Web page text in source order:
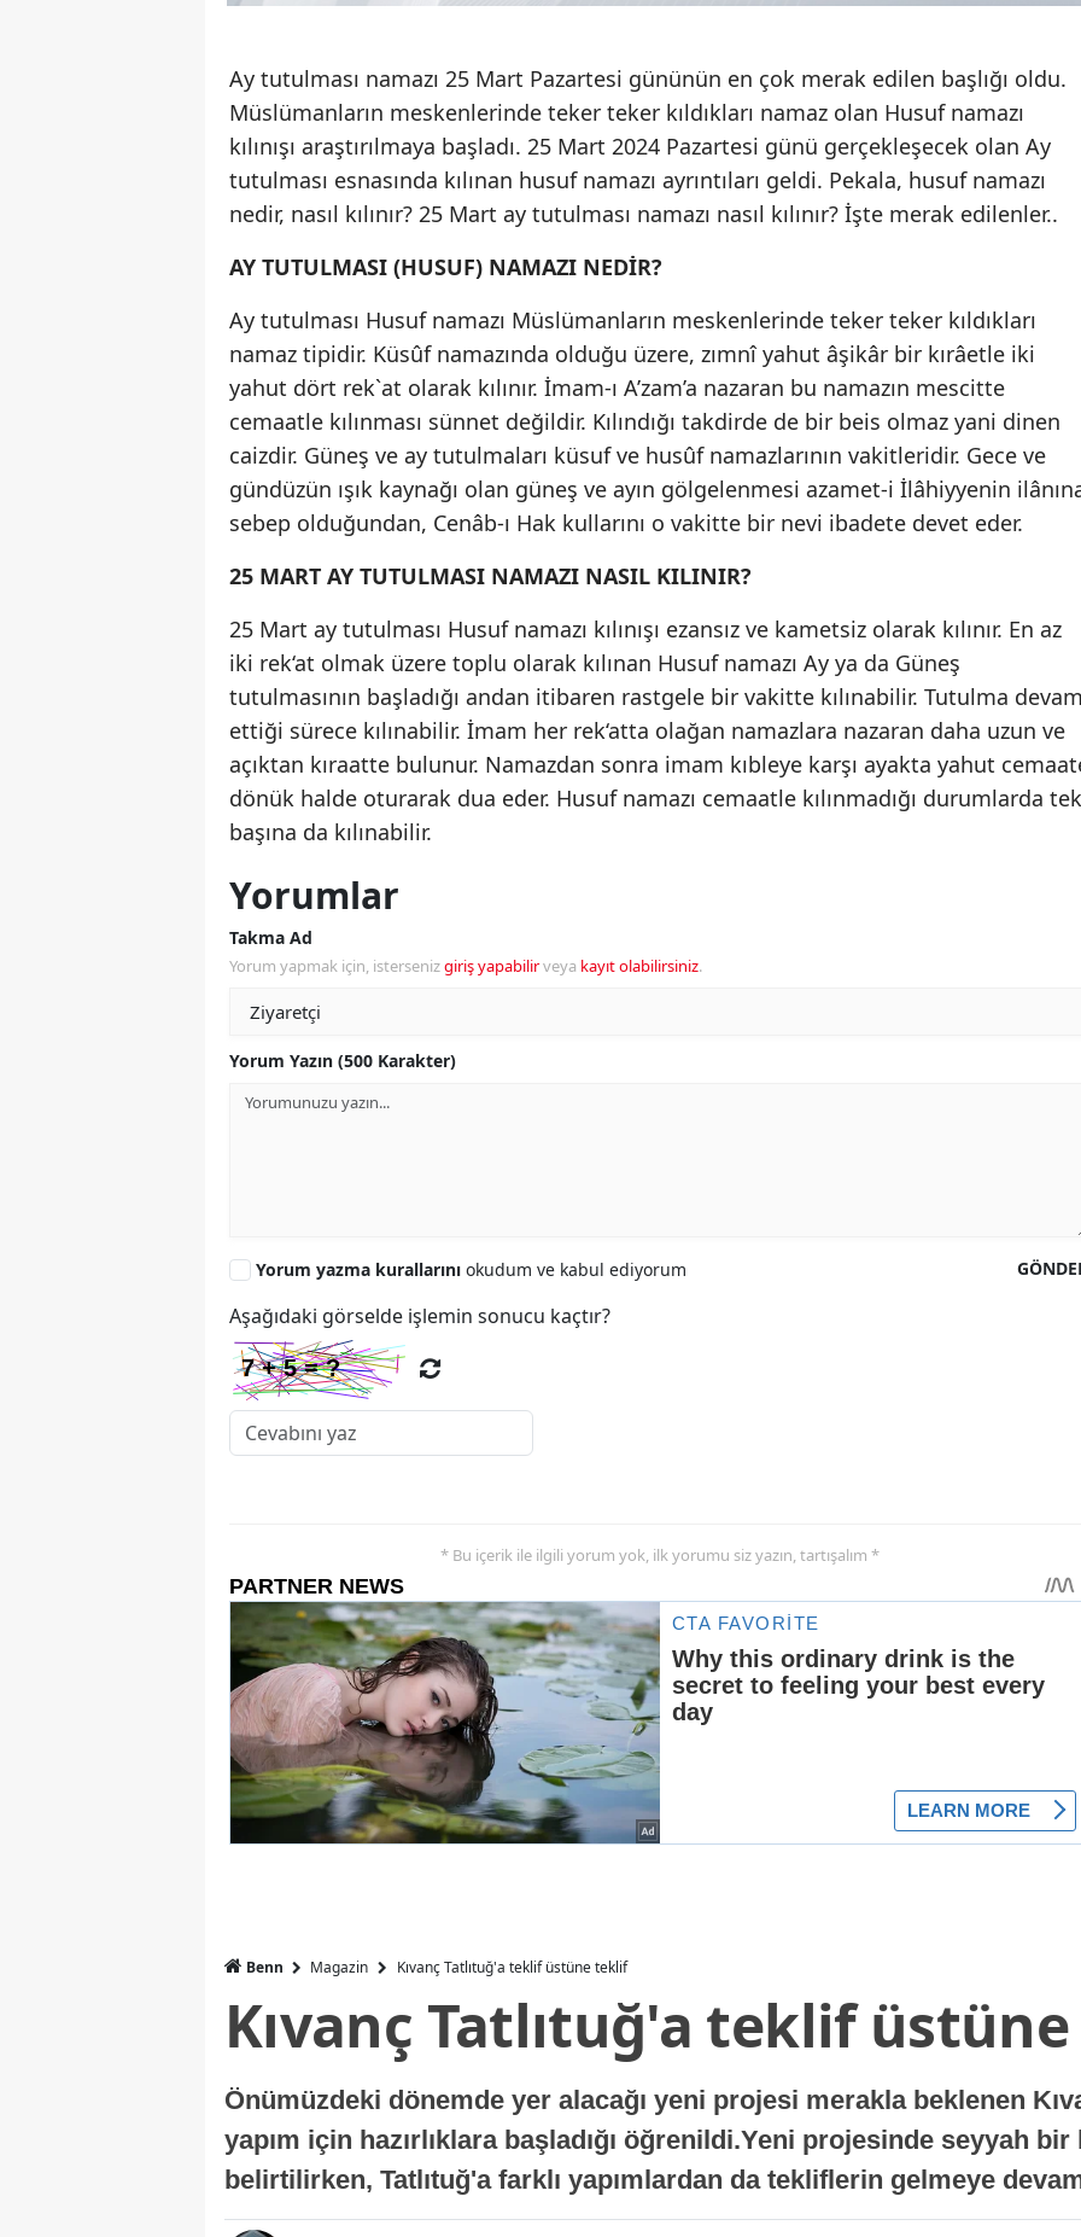
Ay tutulması namazı 25 Mart Pazartesi gününün en çok merak edilen başlığı oldu.
Müslümanların meskenlerinde teker teker kıldıkları namaz olan Husuf namazı
kılınışı araştırılmaya başladı. 25 Mart 2024 Pazartesi günü gerçekleşecek olan Ay
tutulması esnasında kılınan husuf namazı ayrıntıları geldi. Pekala, husuf namazı
nedir, nasıl kılınır? 25 Mart ay tutulması namazı nasıl kılınır? İşte merak edilenler..
AY TUTULMASI (HUSUF) NAMAZI NEDİR?
Ay tutulması Husuf namazı Müslümanların meskenlerinde teker teker kıldıkları
namaz tipidir. Küsûf namazında olduğu üzere, zımnî yahut âşikâr bir kırâetle iki
yahut dört rek`at olarak kılınır. İmam-ı A’zam’a nazaran bu namazın mescitte
cemaatle kılınması sünnet değildir. Kılındığı takdirde de bir beis olmaz yani dinen
caizdir. Güneş ve ay tutulmaları küsuf ve husûf namazlarının vakitleridir. Gece ve
gündüzün ışık kaynağı olan güneş ve ayın gölgelenmesi azamet-i İlâhiyyenin
sebep olduğundan, Cenâb-ı Hak kullarını o vakitte bir nevi ibadete devet eder.
25 MART AY TUTULMASI NAMAZI NASIL KILINIR?
25 Mart ay tutulması Husuf namazı kılınışı ezansız ve kametsiz olarak kılınır. En az
iki rek‘at olmak üzere toplu olarak kılınan Husuf namazı Ay ya da Güneş
tutulmasının başladığı andan itibaren rastgele bir vakitte kılınabilir. Tutulma
ettiği sürece kılınabilir. İmam her rek‘atta olağan namazlara nazaran daha uzun ve
açıktan kıraatte bulunur. Namazdan sonra imam kıbleye karşı ayakta yahut
dönük halde oturarak dua eder. Husuf namazı cemaatle kılınmadığı durumlarda tek
başına da kılınabilir.
Yorumlar
Takma Ad
Yorum yapmak için, istersenizgiriş yapabilirveya kayıt olabilirsiniz.
Yorum Yazın (500 Karakter)
Yorum yazma kurallarını okudum ve kabul ediyorum
Aşağıdaki görselde işlemin sonucu kaçtır?
* Bu içerik ile ilgili yorum yok, ilk yorumu siz yazın, tartışalım *
Benn Magazin Kıvanç Tatlıtuğ'a teklif üstüne teklif
Kıvanç Tatlıtuğ'a teklif
Önümüzdeki dönemde yer alacağı yeni projesi merakla beklenen
yapım için hazırlıklara başladığı öğrenildi.Yeni projesinde seyyah
belirtilirken, Tatlıtuğ'a farklı yapımlardan da tekliflerin gelmeye